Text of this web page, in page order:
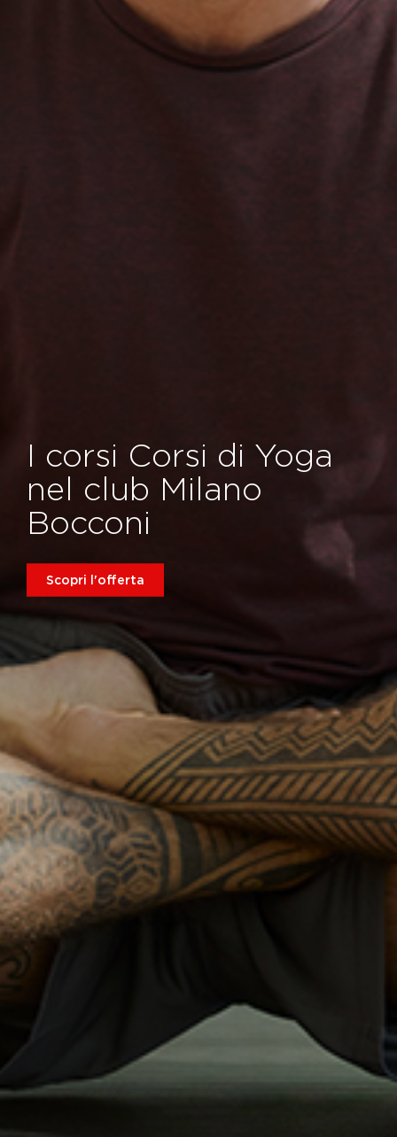
I corsi Corsi di Yoga
nel club Milano
Bocconi
Scopri l'offerta